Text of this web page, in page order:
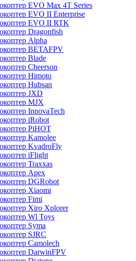
EVO Max 4T Series
EVO II Enterprise
EVO II RTK
Dragonfish
Alpha
BETAFPV
Blade
Cheerson
Himoto
Hubsan
JXD
MJX
InnovaTech
iRobot
PiHOT
Kamolee
KvadroFly
iFlight
Traxxas
Apex
DGRobot
Xiaomi
Fimi
Xiro Xplorer
Wl Toys
Syma
SJRC
Camolech
DarwinFPV